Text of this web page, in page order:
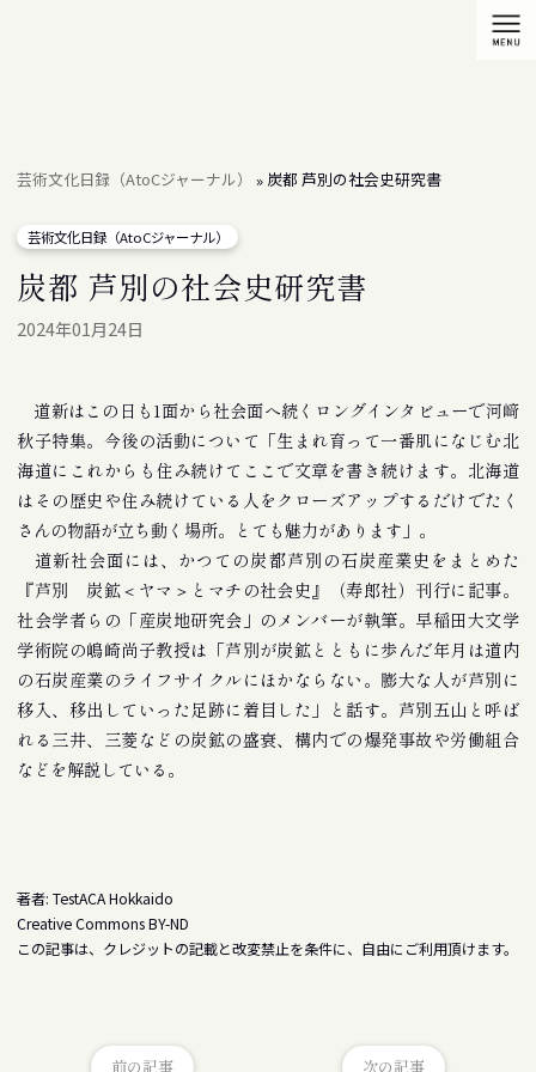
芸術文化日録（AtoCジャーナル） » 炭都 芦別の社会史研究書
芸術文化日録（AtoCジャーナル）
炭都 芦別の社会史研究書
2024年01月24日
道新はこの日も1面から社会面へ続くロングインタビューで河﨑
秋子特集。今後の活動について「生まれ育って一番肌になじむ北
海道にこれからも住み続けてここで文章を書き続けます。北海道
はその歴史や住み続けている人をクローズアップするだけでたく
さんの物語が立ち動く場所。とても魅力があります」。
道新社会面には、かつての炭都芦別の石炭産業史をまとめた
『芦別 炭鉱＜ヤマ＞とマチの社会史』（寿郎社）刊行に記事。
社会学者らの「産炭地研究会」のメンバーが執筆。早稲田大文学
学術院の嶋崎尚子教授は「芦別が炭鉱とともに歩んだ年月は道内
の石炭産業のライフサイクルにほかならない。膨大な人が芦別に
移入、移出していった足跡に着目した」と話す。芦別五山と呼ば
れる三井、三菱などの炭鉱の盛衰、構内での爆発事故や労働組合
などを解説している。
著者: TestACA Hokkaido
Creative Commons BY-ND
この記事は、クレジットの記載と改変禁止を条件に、自由にご利用頂けます。
前の記事 次の記事